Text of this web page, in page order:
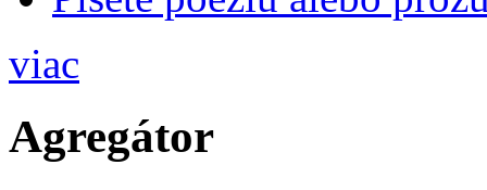
viac
Agregátor